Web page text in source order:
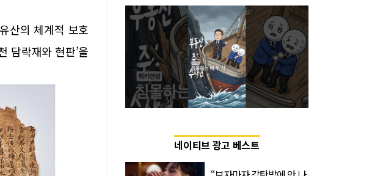
산의 체계적 보호
담락재와 현판’을
네이티브 광고 베스트